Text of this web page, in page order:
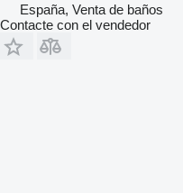
España, Venta de baños
Contacte con el vendedor